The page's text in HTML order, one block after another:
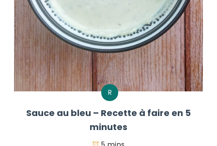
R
Sauce au bleu – Recette à faire en 5
minutes